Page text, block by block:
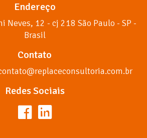
Endereço
Neves, 12 - cj 218 São Paulo - SP -
Brasil
Contato
Redes Sociais